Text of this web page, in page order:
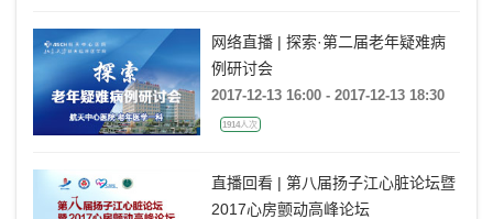
网络直播 | 探索·第二届老年疑难病
例研讨会
2017-12-13 16:00 - 2017-12-13 18:30
1914人次
直播回看 | 第八届扬子江心脏论坛暨
2017心房颤动高峰论坛